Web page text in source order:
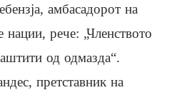
амбасадорот на
нации, рече: „Членството
од одмазда“.
претставник на